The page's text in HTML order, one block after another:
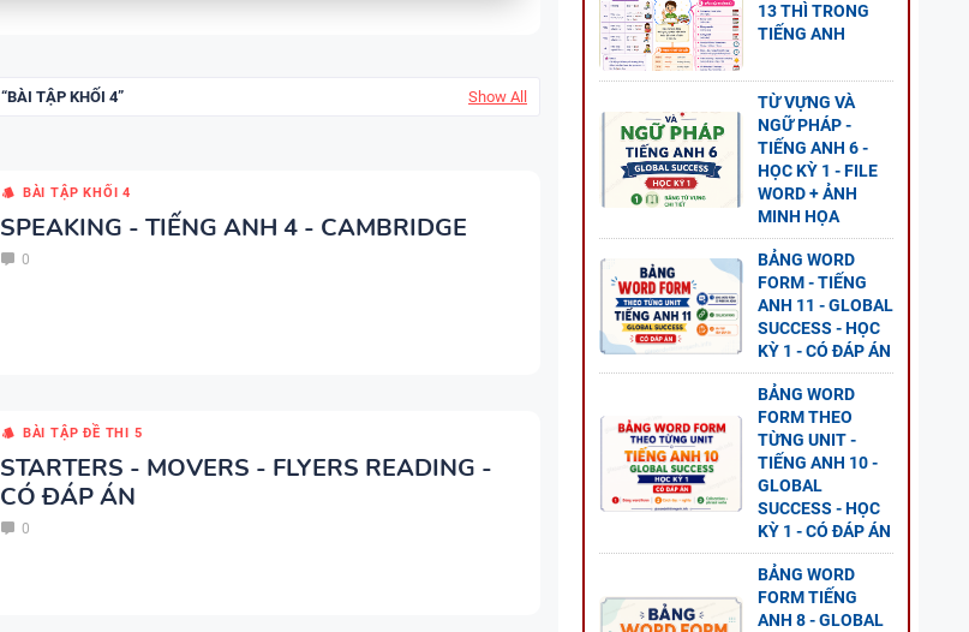
SUCCESS - HỌC KỲ 1 - CÓ ĐÁP ÁN
BẢNG WORD FORM TIẾNG ANH 8 -
BẢNG WORD FORM THEO TỪNG
UNIT - TIẾNG ANH 7 - GLOBAL
SUCCESS - HỌC KỲ 1 - CÓ ĐÁP ÁN
BÀI TẬP KHỐI 4 Show All
BÀI TẬP KHỐI 4
SPEAKING - TIẾNG ANH 4 - CAMBRIDGE
0
BÀI TẬP ĐỀ THI 5
STARTERS - MOVERS - FLYERS READING -
CÓ ĐÁP ÁN
0
13 THÌ TRONG
TIẾNG ANH
TỪ VỰNG VÀ
NGỮ PHÁP -
TIẾNG ANH 6 -
HỌC KỲ 1 - FILE
WORD + ẢNH
MINH HỌA
BẢNG WORD
FORM - TIẾNG
ANH 11 - GLOBAL
SUCCESS - HỌC
KỲ 1 - CÓ ĐÁP ÁN
BẢNG WORD
FORM THEO
TỪNG UNIT -
TIẾNG ANH 10 -
GLOBAL
SUCCESS - HỌC
KỲ 1 - CÓ ĐÁP ÁN
BẢNG WORD
FORM TIẾNG
ANH 8 - GLOBAL